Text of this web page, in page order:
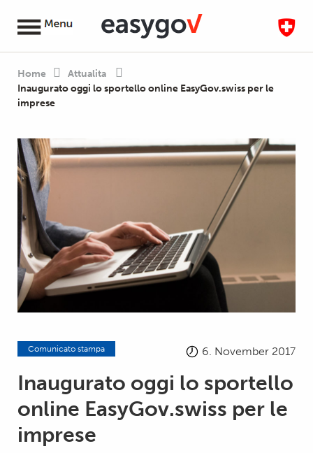
Home
Attualita
Inaugurato oggi lo sportello online EasyGov.swiss per le
imprese
Comunicato stampa 6. November 2017
Inaugurato oggi lo sportello
online EasyGov.swiss per le
imprese